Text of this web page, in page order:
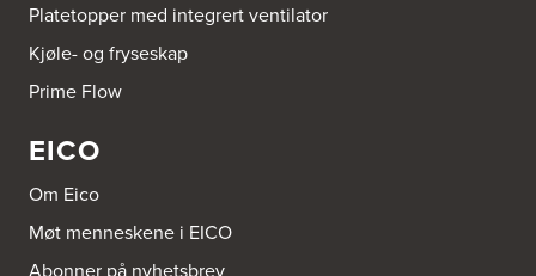
Byggmakker Askim
Trøgstadveien 13
1807 Askim
Tel.: 69817600
Byggmakker CF AS
Hotvedtveien 6, Tingvoll
3220 Sandefjord
http://www.sigdal.no
Platetopper med integrert ventilator
Kjøle- og fryseskap
Prime Flow
EICO
Om Eico
Møt menneskene i EICO